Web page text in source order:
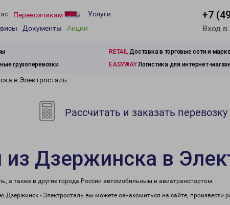
Перевозчикам
Услуги
Документы Акции
+7
Вход
RETAILДоставка в торговые сети и
грузоперевозки EASYWAYЛогистика для интернет-
в Электросталь
Рассчитать и заказать перевозку
из Дзержинска в
а также в другие города России автомобильным и авиатранспортом.
- Электросталь вы можете ознакомиться на сайте, произвести